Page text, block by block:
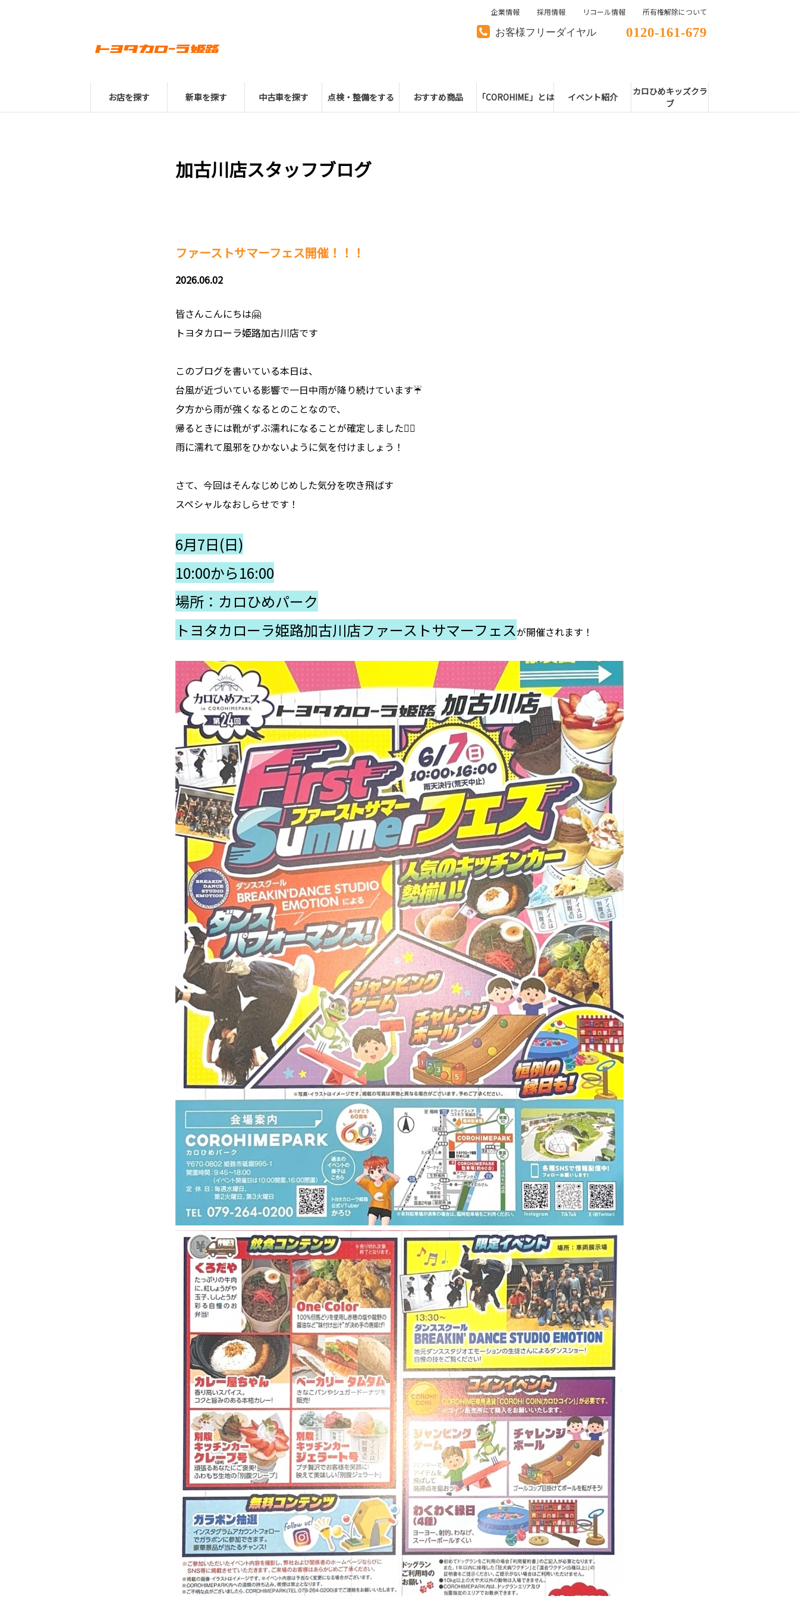
お客様フリーダイヤル 0120-161-679
お店を探す 新車を探す 中古車を探す 点検・整備をする おすすめ商品 「COROHIME」とは イベント紹介
カロひめキッズクラ
ブ
企業情報 採用情報 リコール情報 所有権解除について
加古川店スタッフブログ
ファーストサマーフェス開催！！！
2026.06.02
皆さんこんにちは🤗
トヨタカローラ姫路加古川店です
このブログを書いている本日は、
台風が近づいている影響で一日中雨が降り続けています☔
夕方から雨が強くなるとのことなので、
帰るときには靴がずぶ濡れになることが確定しました😮‍💨
雨に濡れて風邪をひかないように気を付けましょう！
さて、今回はそんなじめじめした気分を吹き飛ばす
スペシャルなおしらせです！
6月7日(日)
10:00から16:00
場所：カロひめパーク
トヨタカローラ姫路加古川店ファーストサマーフェスが開催されます！